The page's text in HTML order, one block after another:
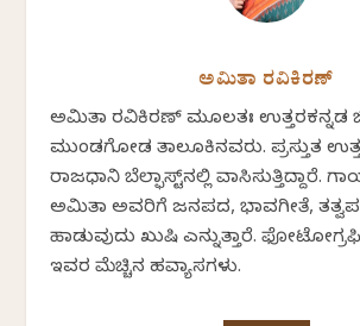
ಅಮಿತಾ ರವಿಕಿರಣ್
ಅಮಿತಾ ರವಿಕಿರಣ್ ಮೂಲತಃ ಉತ್ತರಕನ್ನಡ
ಮುಂಡಗೋಡ ತಾಲೂಕಿನವರು. ಪ್ರಸ್ತುತ
ರಾಜಧಾನಿ ಬೆಲ್ಫಾಸ್ಟ್‌ನಲ್ಲಿ ವಾಸಿಸುತ್ತಿದ್ದಾರೆ.
ಅಮಿತಾ ಅವರಿಗೆ ಜನಪದ, ಭಾವಗೀತೆ,
ಹಾಡುವುದು ಖುಷಿ ಎನ್ನುತ್ತಾರೆ.
ಇವರ ಮೆಚ್ಚಿನ ಹವ್ಯಾಸಗಳು.